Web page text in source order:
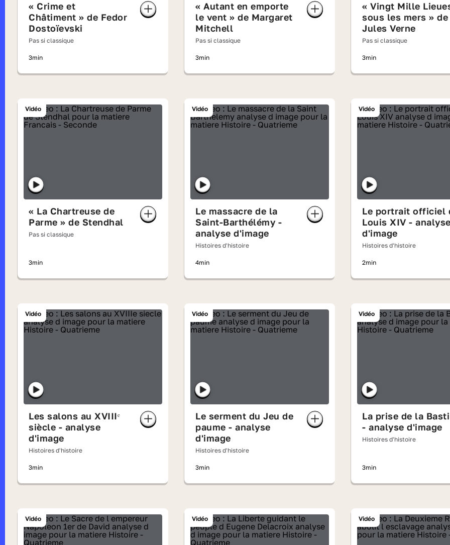
« Crime et
Châtiment » de Fedor
Dostoïevski
Pas si classique
3min
« Autant en emporte
le vent » de Margaret
Mitchell
Pas si classique
3min
« Vingt Mille
sous les mers » de
Jules Verne
Pas si classique
3min
Vidéo
« La Chartreuse de
Parme » de Stendhal
Pas si classique
3min
Vidéo
Le massacre de la
Saint-Barthélémy -
analyse d'image
Histoires d'histoire
4min
Vidéo
Le portrait officiel
Louis XIV -
d'image
Histoires d'histoire
2min
Vidéo
Les salons au XVIIIᵉ
siècle - analyse
d'image
Histoires d'histoire
3min
Vidéo
Le serment du Jeu de
paume - analyse
d'image
Histoires d'histoire
3min
Vidéo
La prise de la
- analyse d'image
Histoires d'histoire
3min
Vidéo Vidéo Vidéo